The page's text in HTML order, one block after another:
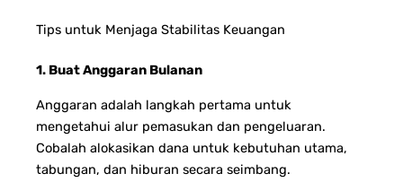
Tips untuk Menjaga Stabilitas Keuangan
1. Buat Anggaran Bulanan
Anggaran adalah langkah pertama untuk
mengetahui alur pemasukan dan pengeluaran.
Cobalah alokasikan dana untuk kebutuhan utama,
tabungan, dan hiburan secara seimbang.